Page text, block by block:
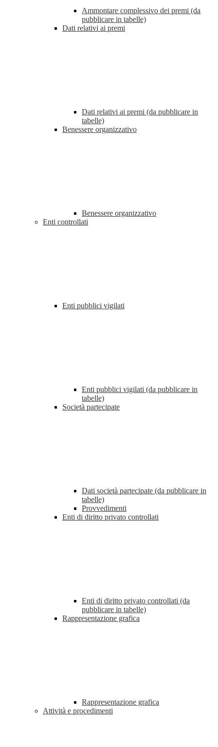
Ammontare complessivo dei premi (da
pubblicare in tabelle)
Dati relativi ai premi
Dati relativi ai premi (da pubblicare in
tabelle)
Benessere organizzativo
Benessere organizzativo
Enti controllati
Enti pubblici vigilati
Enti pubblici vigilati (da pubblicare in
tabelle)
Società partecipate
Dati società partecipate (da pubblicare in
tabelle)
Provvedimenti
Enti di diritto privato controllati
Enti di diritto privato controllati (da
pubblicare in tabelle)
Rappresentazione grafica
Rappresentazione grafica
Attività e procedimenti